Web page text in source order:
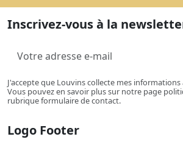
Inscrivez-vous à la
J'accepte que Louvins collecte mes
Vous pouvez en savoir plus sur notre page
rubrique formulaire de contact.
Logo Footer